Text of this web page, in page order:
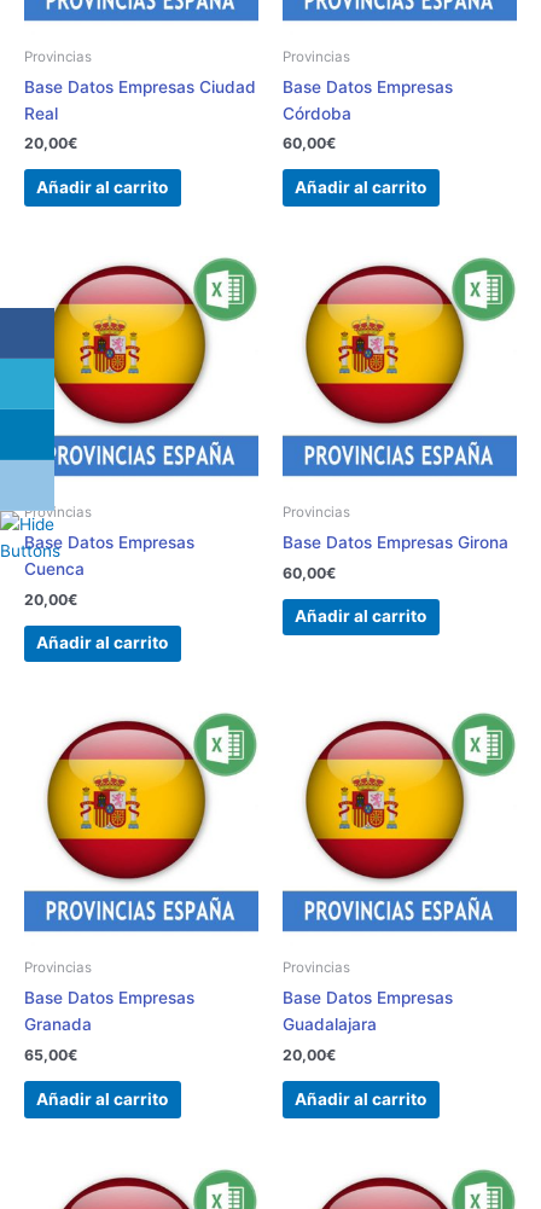
Provincias
Base Datos Empresas Ciudad
Real
20,00€
Añadir al carrito
Provincias
Base Datos Empresas
Córdoba
60,00€
Añadir al carrito
Provincias
Base Datos Empresas
Cuenca
20,00€
Añadir al carrito
Provincias
Base Datos Empresas Girona
60,00€
Añadir al carrito
Provincias
Base Datos Empresas
Granada
65,00€
Añadir al carrito
Provincias
Base Datos Empresas
Guadalajara
20,00€
Añadir al carrito